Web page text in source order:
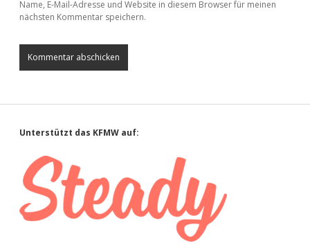
Name, E-Mail-Adresse und Website in diesem Browser für meinen
nächsten Kommentar speichern.
Sidebar
Unterstützt das KFMW auf: